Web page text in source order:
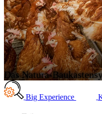
Das Natura-
Big Experience